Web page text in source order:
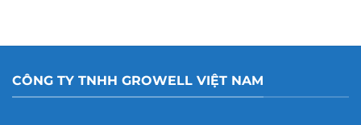
CÔNG TY TNHH GROWELL VIỆT NAM